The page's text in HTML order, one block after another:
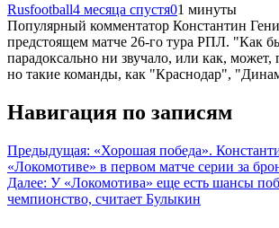
Rusfootball4 месяца спустя01 минуты
Популярный комментатор Константин
предстоящем матче 26-го тура РПЛ. "Как
парадоксально ни звучало, или как, может,
но такие команды, как "Краснодар",
Навигация по записям
Предыдущая: «Хорошая победа».
«Локомотиве» в первом матче серии за
Далее: У «Локомотива» еще есть шансы
чемпионство, считает Булыкин